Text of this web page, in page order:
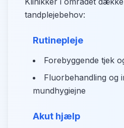
tandplejebehov:
Rutinepleje
Forebyggende tjek
Fluorbehandling og
mundhygiejne
Akut hjælp